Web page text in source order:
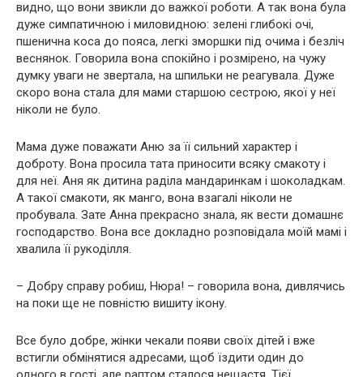
видно, що вони звикли до важкої роботи. А так вона була
дуже симпатичною і миловидною: зелені глибокі очі,
пшенична коса до пояса, легкі зморшки під очима і безліч
веснянок. Говорила вона спокійно і розмірено, на чужу
думку уваги не звертала, на шпильки не реагувала. Дуже
скоро вона стала для мами старшою сестрою, якої у неї
ніколи не було.
Мама дуже поважати Аню за її сильний характер і
доброту. Вона просила тата приносити всяку смакоту і
для неї. Аня як дитина раділа мандаринкам і шоколадкам.
А такої смакоти, як манго, вона взагалі ніколи не
пробувала. Зате Анна прекрасно знала, як вести домашнє
господарство. Вона все докладно розповідала моїй мамі і
хвалила її рукоділля.
– Добру справу робиш, Нюра! – говорила вона, дивлячись
на поки ще не повністю вишиту ікону.
Все було добре, жінки чекали появи своїх дітей і вже
встигли обмінятися адресами, щоб їздити один до